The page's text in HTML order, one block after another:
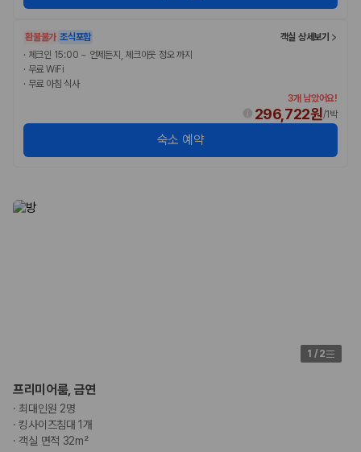
제주도 렌트카 차종별 가격비교
경차·소형차
혼자 또는 2인 여행에 적합하며 제주 렌트카 최저가를 찾는 사용자
가 가장 먼저 비교하는 차종입니다.
커플·친구 여행에서 많이 선택되며 가격과 승차감의 균형이 좋은 차
종입니다.
가족 여행, 짐이 많은 여행, 장거리 이동에 적합하며 보험 조건과 차
단체 여행이나 4인 이상 가족 여행에 적합하며 인원수, 짐 공간, 보
완전자차:보상 한도 내에서 면책금 부담이 줄어드는 보험 조건입니
다.
슈퍼자차:더 높은 보장 조건을 원하는 사용자에게 적합합니다.
환불불가 조식포함
객실 상세보기
· 체크인 15:00 ~ 언제든지, 체크아웃 정오 까지
· 무료 WiFi
· 무료 아침 식사
3개 남았어요!
296,722원/1박
숙소 예약
1 / 2
프리미어룸, 금연
· 최대인원 2명
·킹사이즈침대 1개
·객실 면적 32m²